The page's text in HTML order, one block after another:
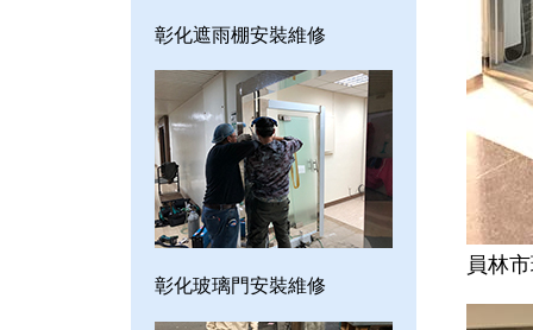
彰化遮雨棚安裝維修
彰化玻璃門安裝維修
員林